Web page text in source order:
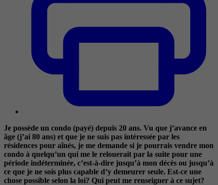
Je possède un condo (payé) depuis 20 ans. Vu que j’avance en
âge (j’ai 80 ans) et que je ne suis pas intéressée par les
résidences pour aînés, je me demande si je pourrais vendre mon
condo à quelqu’un qui me le relouerait par la suite pour une
période indéterminée, c’est-à-dire jusqu’à mon décès ou jusqu’à
ce que je ne sois plus capable d’y demeurer seule. Est-ce une
chose possible selon la loi? Qui peut me renseigner à ce sujet?